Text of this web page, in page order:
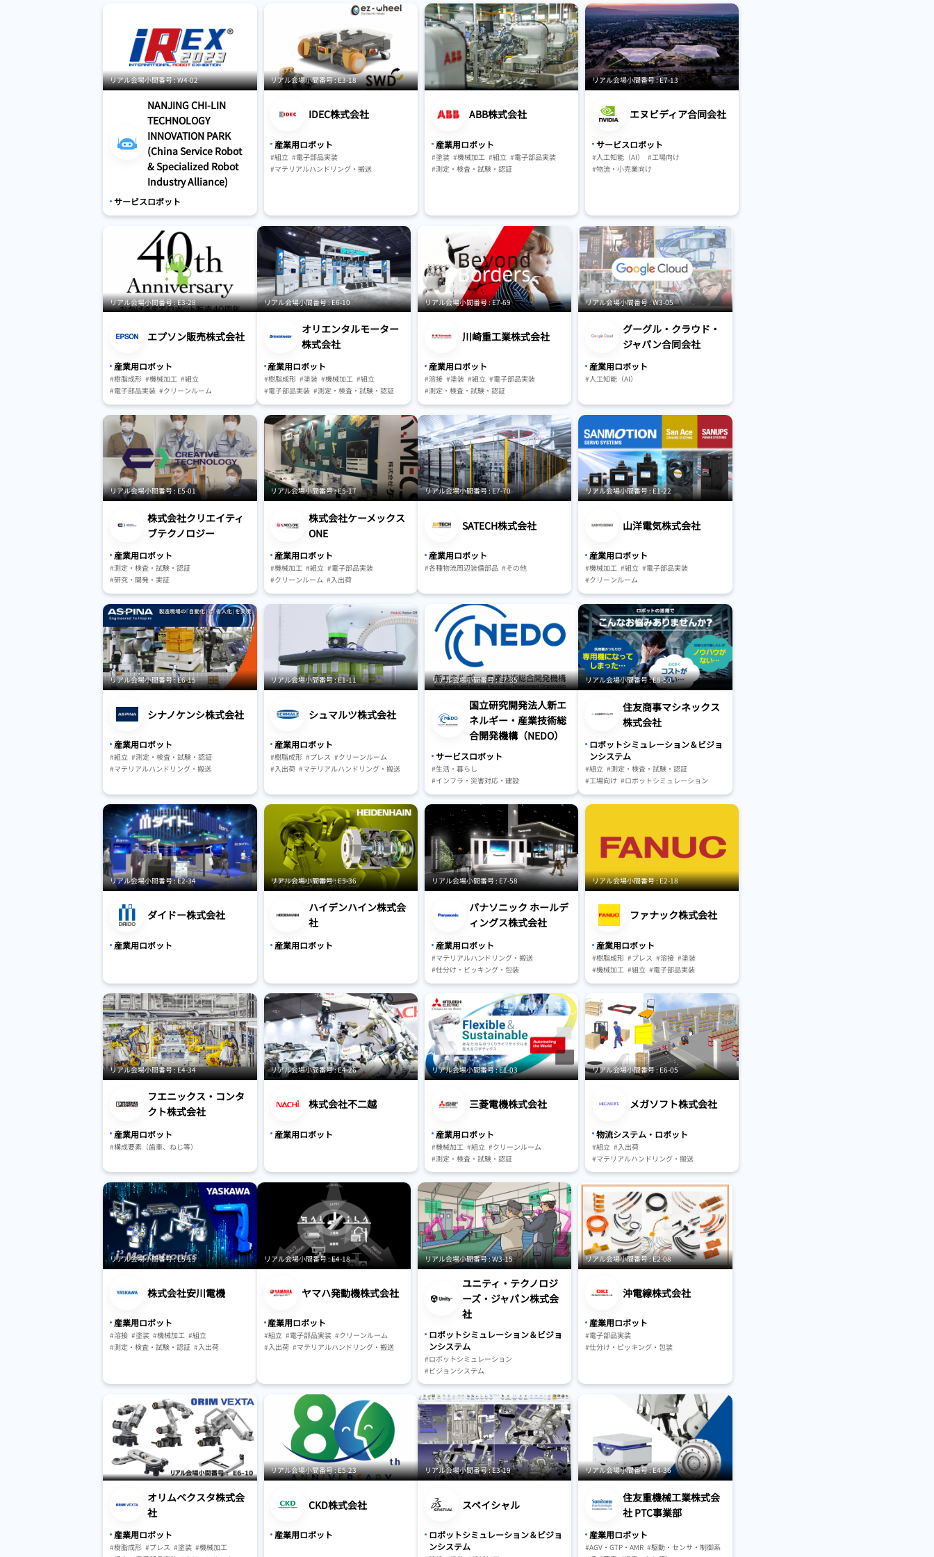
リアル会場小間番号 : W4-02
NANJING CHI-LIN
TECHNOLOGY
INNOVATION PARK
(China Service Robot
& Specialized Robot
Industry Alliance)
サービスロボット
リアル会場小間番号 : E3-18
IDEC株式会社
産業用ロボット
#組立 #電子部品実装
#マテリアルハンドリング・搬送
ABB株式会社
産業用ロボット
#塗装 #機械加工 #組立 #電子部品実装
#測定・検査・試験・認証
リアル会場小間番号 : E7-13
エヌビディア合同会社
サービスロボット
#人工知能（AI）
#工場向け
#物流・小売業向け
リアル会場小間番号 : E3-28
エプソン販売株式会社
産業用ロボット
#樹脂成形 #機械加工 #組立
#電子部品実装 #クリーンルーム
#測定・検査・試験・認証
#マテリアルハンドリング・搬送
#駆動・センサ・制御系
#保管・ピッキングシステム
#AGV・GTP・AMR
リアル会場小間番号 : E6-10
オリエンタルモーター
株式会社
産業用ロボット
#樹脂成形 #塗装 #機械加工 #組立
#電子部品実装 #測定・検査・試験・認証
#研究・開発・実証 #入出荷
#マテリアルハンドリング・搬送
#駆動・センサ・制御系 #工場向け
#ビジョンシステム
#保管・ピッキングシステム
#AGV・GTP・AMR
リアル会場小間番号 : E7-69
川崎重工業株式会社
産業用ロボット
#溶接 #塗装 #組立 #電子部品実装
#測定・検査・試験・認証
#研究・開発・実証 #入出荷
#マテリアルハンドリング・搬送
#保管・ピッキングシステム
#AGV・GTP・AMR #その他
リアル会場小間番号 : W3-05
グーグル・クラウド・
ジャパン合同会社
産業用ロボット
#人工知能（AI）
リアル会場小間番号 : E5-01
株式会社クリエイティ
ブテクノロジー
産業用ロボット
#測定・検査・試験・認証
#研究・開発・実証
#マテリアルハンドリング・搬送
#保管・ピッキングシステム
リアル会場小間番号 : E5-17
株式会社ケーメックス
ONE
産業用ロボット
#機械加工 #組立 #電子部品実装
#クリーンルーム #入出荷
#マテリアルハンドリング・搬送
#駆動・センサ・制御系
#保守・メンテナンス #工場向け
#物流・小売業向け
#生活・暮らし
#インフラ・災害対応・建設
#農林水産業・スマート農業・食品産業
#介護・福祉・医療・健康
#ベルト搬送機器 #仕分け装置・ソーター
#包装機器・システム
#保管・ピッキングシステム
#AGV・GTP・AMR
#搬送機器・システム
リアル会場小間番号 : E7-70
SATECH株式会社
産業用ロボット
#各種物流周辺装備部品 #その他
リアル会場小間番号 : E1-22
山洋電気株式会社
産業用ロボット
#機械加工 #組立 #電子部品実装
#クリーンルーム
#測定・検査・試験・認証
#研究・開発・実証 #入出荷
#マテリアルハンドリング・搬送
#仕分け・ピッキング・包装
#駆動・センサ・制御系
#構成要素（歯車、ねじ等） #開発・設計
#保守・メンテナンス #工場向け
#物流・小売業向け #サービス業向け
#ロボットシミュレーション
#インフラ・災害対応・建設
#農林水産業・スマート農業・食品産業
#包装機器・システム
#情報機器・システム
#搬送機器・システム
#各種物流周辺装備部品
リアル会場小間番号 : E6-15
シナノケンシ株式会社
産業用ロボット
#組立 #測定・検査・試験・認証
#マテリアルハンドリング・搬送
#AGV・GTP・AMR #駆動・センサ・制御系
リアル会場小間番号 : E1-11
シュマルツ株式会社
産業用ロボット
#樹脂成形 #プレス #クリーンルーム
#入出荷 #マテリアルハンドリング・搬送
#駆動・センサ・制御系 #工場向け
#物流・小売業向け
#保管・ピッキングシステム
#搬送機器・システム
#各種物流周辺装備部品
リアル会場小間番号 : E7-35
国立研究開発法人新エ
ネルギー・産業技術総
合開発機構（NEDO）
サービスロボット
#生活・暮らし
#インフラ・災害対応・建設
#人材育成・教育 #人工知能（AI）
リアル会場小間番号 : E8-50
住友商事マシネックス
株式会社
ロボットシミュレーション＆ビジョ
ンシステム
#組立 #測定・検査・試験・認証
#工場向け #ロボットシミュレーション
#ビジョンシステム #人材育成・教育
リアル会場小間番号 : E2-34
ダイドー株式会社
産業用ロボット
リアル会場小間番号 : E5-36
ハイデンハイン株式会
社
産業用ロボット
リアル会場小間番号 : E7-58
パナソニック ホールデ
ィングス株式会社
産業用ロボット
#マテリアルハンドリング・搬送
#仕分け・ピッキング・包装
#物流・小売業向け #サービス業向け
#ロボットシミュレーション
#ビジョンシステム #生活・暮らし
#農林水産業・スマート農業・食品産業
#保管・ピッキングシステム
#AGV・GTP・AMR
リアル会場小間番号 : E2-18
ファナック株式会社
産業用ロボット
#樹脂成形 #プレス #溶接 #塗装
#機械加工 #組立 #電子部品実装
#測定・検査・試験・認証
#マテリアルハンドリング・搬送
#保管・ピッキングシステム
#AGV・GTP・AMR #人工知能（AI）
リアル会場小間番号 : E4-34
フエニックス・コンタ
クト株式会社
産業用ロボット
#構成要素（歯車、ねじ等）
リアル会場小間番号 : E4-26
株式会社不二越
産業用ロボット
リアル会場小間番号 : E1-03
三菱電機株式会社
産業用ロボット
#機械加工 #組立 #クリーンルーム
#測定・検査・試験・認証
#研究・開発・実証
#マテリアルハンドリング・搬送
#保管・ピッキングシステム
#AGV・GTP・AMR #駆動・センサ・制御系
#人工知能（AI）
リアル会場小間番号 : E6-05
メガソフト株式会社
物流システム・ロボット
#組立 #入出荷
#マテリアルハンドリング・搬送
#仕分け・ピッキング・包装 #工場向け
#仕分け装置・ソーター
#包装機器・システム
#保管・ピッキングシステム
#AGV・GTP・AMR
#搬送機器・システム
#その他
リアル会場小間番号 : E5-15
株式会社安川電機
産業用ロボット
#溶接 #塗装 #機械加工 #組立
#測定・検査・試験・認証 #入出荷
#AGV・GTP・AMR #駆動・センサ・制御系
リアル会場小間番号 : E4-18
ヤマハ発動機株式会社
産業用ロボット
#組立 #電子部品実装 #クリーンルーム
#入出荷 #マテリアルハンドリング・搬送
リアル会場小間番号 : W3-15
ユニティ・テクノロジ
ーズ・ジャパン株式会
社
ロボットシミュレーション＆ビジョ
ンシステム
#ロボットシミュレーション
#ビジョンシステム
リアル会場小間番号 : E2-08
沖電線株式会社
産業用ロボット
#電子部品実装
#仕分け・ピッキング・包装
オリムベクスタ株式会
社
産業用ロボット
#樹脂成形 #プレス #塗装 #機械加工
リアル会場小間番号 : E5-23
CKD株式会社
産業用ロボット
リアル会場小間番号 : E3-19
スペイシャル
ロボットシミュレーション＆ビジョ
ンシステム
リアル会場小間番号 : E4-36
住友重機械工業株式会
社 PTC事業部
産業用ロボット
#AGV・GTP・AMR #駆動・センサ・制御系